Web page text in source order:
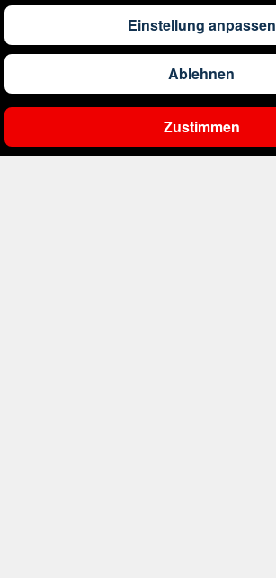
Angebot
Gesamtpreis Pro Person
Einstellung anpassen
Ablehnen
Zustimmen